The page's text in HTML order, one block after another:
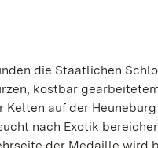
die Staatlichen
kostbar
auf der
nach Exotik